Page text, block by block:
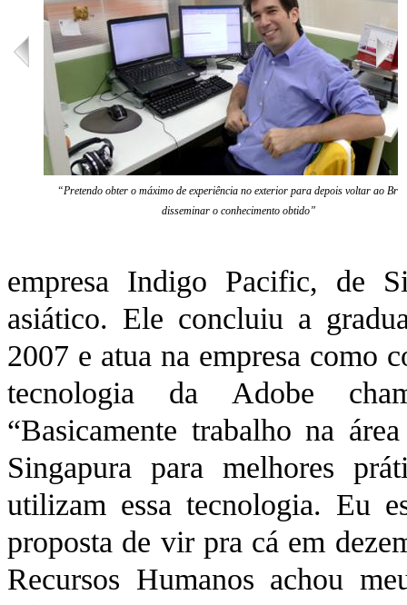
“Pretendo obter o máximo de experiência no exterior para depois voltar ao
disseminar o conhecimento obtido”
empresa Indigo Pacific, de
asiático. Ele concluiu a
2007 e atua na empresa como
tecnologia da Adobe
“Basicamente trabalho na
Singapura para melhores
utilizam essa tecnologia. Eu
proposta de vir pra cá em
Recursos Humanos achou